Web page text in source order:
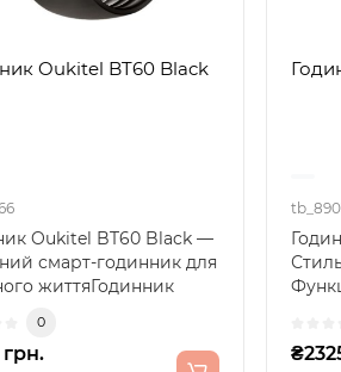
Oukitel BT60 Black
Oukitel BT60 Black —
смарт-годинник для
життяГодинник
0
грн.
з